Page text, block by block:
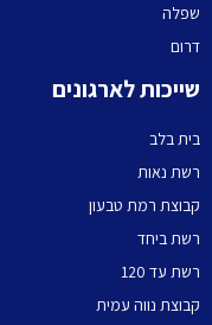
שפלה
דרום
שייכות לארגונים
בית בלב
רשת נאות
קבוצת רמת טבעון
רשת ביחד
רשת עד 120
קבוצת נווה עמית